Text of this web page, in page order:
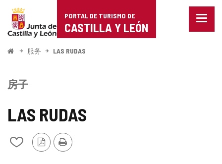
Portal
de
Turismo
Castilla
León
PORTAL DE TURISMO DE
CASTILLA Y LEÓN
菜
开
服务 LAS RUDAS
LAS RUDAS
从
PDF
版
打
印
房子